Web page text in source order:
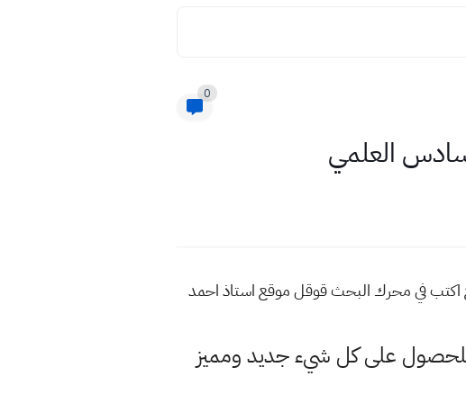
0
العلمي
اكتب في محرك البحث قوقل موقع استاذ احمد
على كل شيء جديد ومميز